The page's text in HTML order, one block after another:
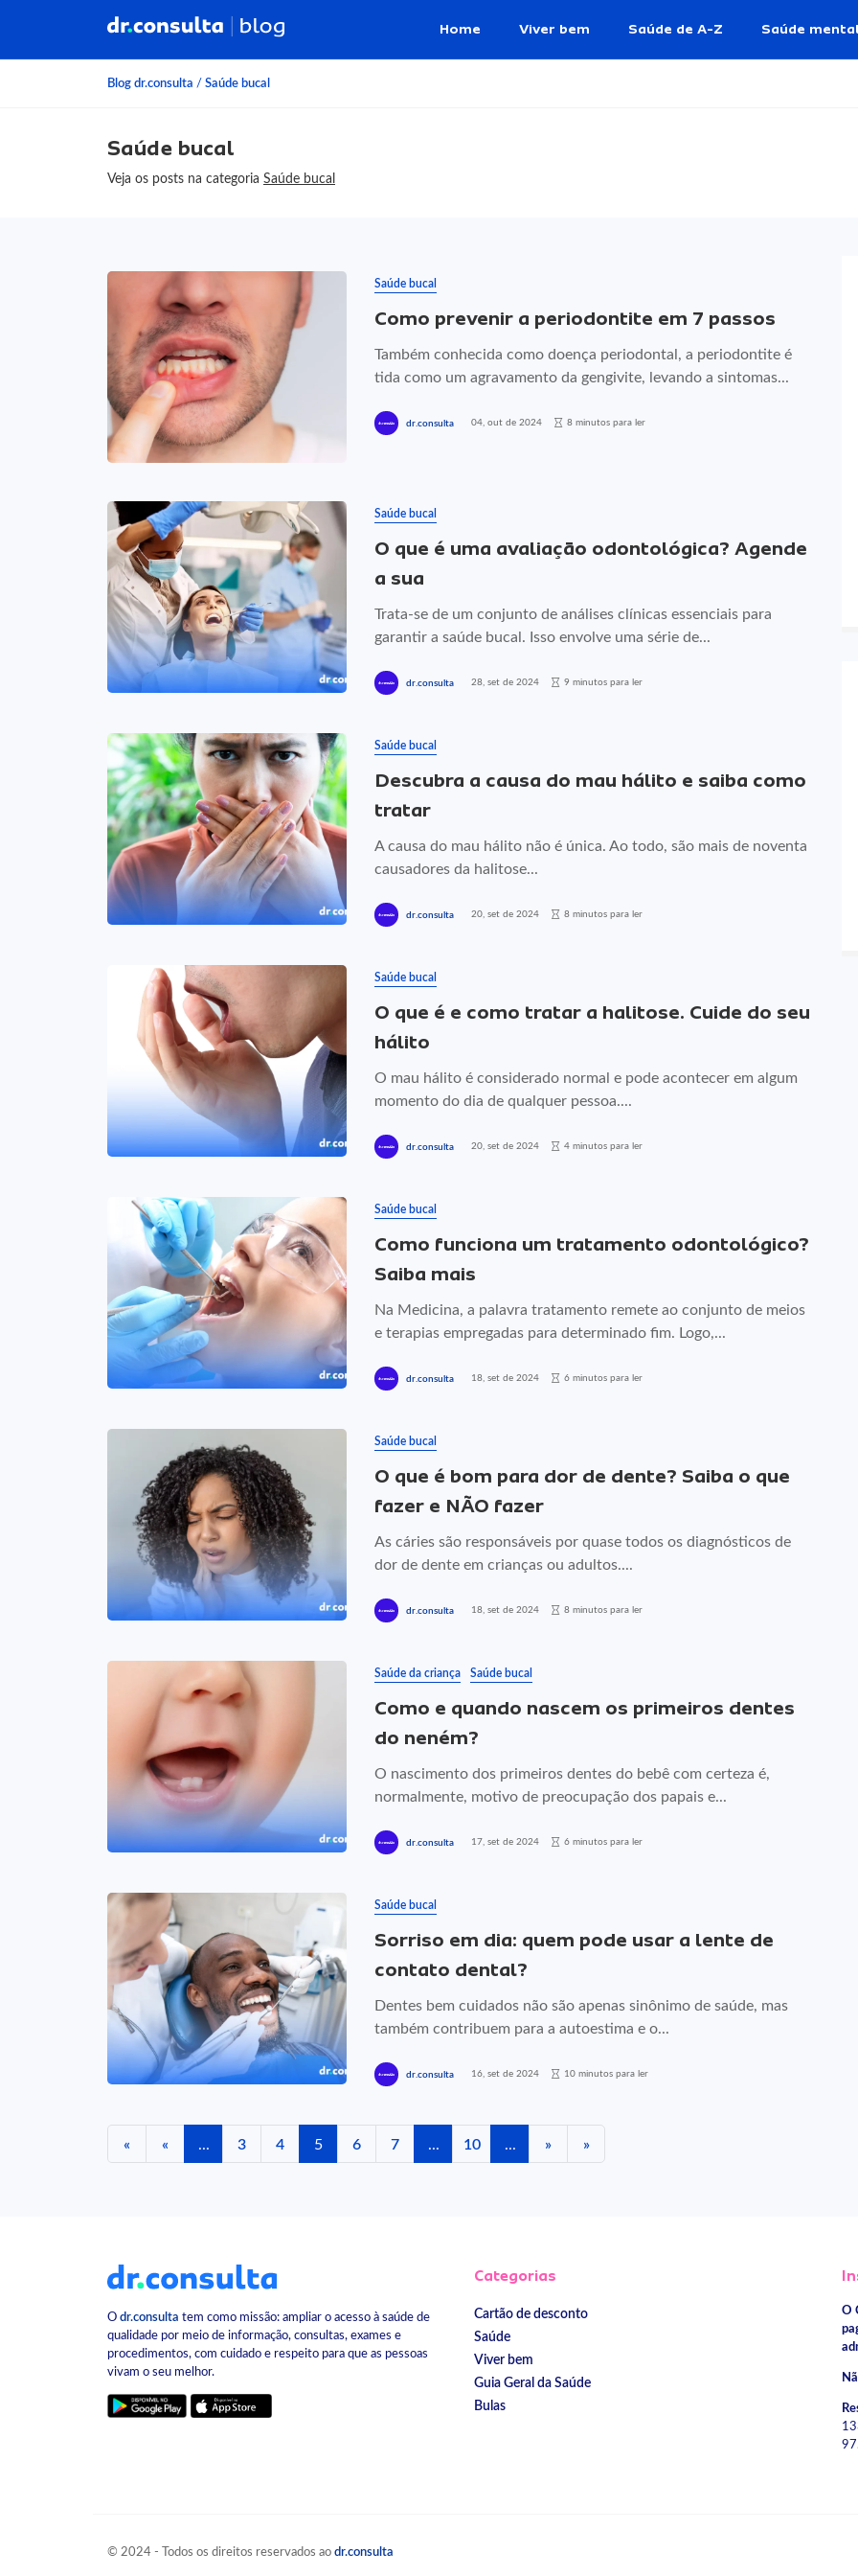
Home Viver bem Saúde de A-Z Saúde
Blog dr.consulta / Saúde bucal
Saúde bucal
Veja os posts na categoria Saúde bucal
Saúde bucal
Como prevenir a periodontite em 7 passos
Também conhecida como doença periodontal, a periodontite é
tida como um agravamento da gengivite, levando a sintomas...
dr.consulta 04, out de 2024 8 minutos para ler
Saúde bucal
O que é uma avaliação odontológica? Agende
a sua
Trata-se de um conjunto de análises clínicas essenciais para
garantir a saúde bucal. Isso envolve uma série de...
dr.consulta 28, set de 2024 9 minutos para ler
Saúde bucal
Descubra a causa do mau hálito e saiba como
tratar
A causa do mau hálito não é única. Ao todo, são mais de noventa
causadores da halitose...
dr.consulta 20, set de 2024 8 minutos para ler
Saúde bucal
O que é e como tratar a halitose. Cuide do seu
hálito
O mau hálito é considerado normal e pode acontecer em algum
momento do dia de qualquer pessoa....
dr.consulta 20, set de 2024 4 minutos para ler
Saúde bucal
Como funciona um tratamento odontológico?
Saiba mais
Na Medicina, a palavra tratamento remete ao conjunto de meios
e terapias empregadas para determinado fim. Logo,...
dr.consulta 18, set de 2024 6 minutos para ler
Saúde bucal
O que é bom para dor de dente? Saiba o que
fazer e NÃO fazer
As cáries são responsáveis por quase todos os diagnósticos de
dor de dente em crianças ou adultos....
dr.consulta 18, set de 2024 8 minutos para ler
Saúde da criança Saúde bucal
Como e quando nascem os primeiros dentes
do neném?
O nascimento dos primeiros dentes do bebê com certeza é,
normalmente, motivo de preocupação dos papais e...
dr.consulta 17, set de 2024 6 minutos para ler
Saúde bucal
Sorriso em dia: quem pode usar a lente de
contato dental?
Dentes bem cuidados não são apenas sinônimo de saúde, mas
também contribuem para a autoestima e o...
dr.consulta 16, set de 2024 10 minutos para ler
« « ... 3 4 5 6 7 ... 10 ... » »
O dr.consulta tem como missão: ampliar o acesso à saúde de
qualidade por meio de informação, consultas, exames e
procedimentos, com cuidado e respeito para que as pessoas
vivam o seu melhor.
Categorias
Cartão de desconto
Saúde
Viver bem
Guia Geral da Saúde
Bulas
O
© 2024 - Todos os direitos reservados ao dr.consulta